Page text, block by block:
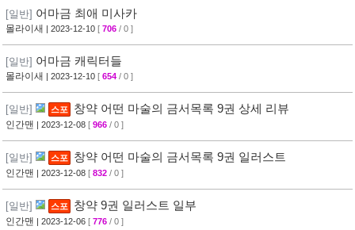
[일반] 어마금 최애 미사카
몰라이새 | 2023-12-10 [ 706 / 0 ]
[일반] 어마금 캐릭터들
몰라이새 | 2023-12-10 [ 654 / 0 ]
[일반] 스포 창약 어떤 마술의 금서목록 9권 상세 리뷰
인간맨 | 2023-12-08 [ 966 / 0 ]
[일반] 스포 창약 어떤 마술의 금서목록 9권 일러스트
인간맨 | 2023-12-08 [ 832 / 0 ]
[일반] 스포 창약 9권 일러스트 일부
인간맨 | 2023-12-06 [ 776 / 0 ]